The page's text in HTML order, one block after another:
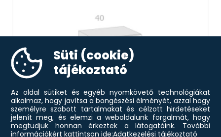
Süti (cookie)
tájékoztató
Az oldal sütiket és egyéb nyomkövető technológiákat
alkalmaz, hogy javítsa a böngészési élményét, azzal hogy
személyre szabott tartalmakat és célzott hirdetéseket
jelenít meg, és elemzi a weboldalunk forgalmát, hogy
megtudjuk honnan érkeztek a látogatóink.
További
információkért kattintson ide:Adatkezelési tájékoztató